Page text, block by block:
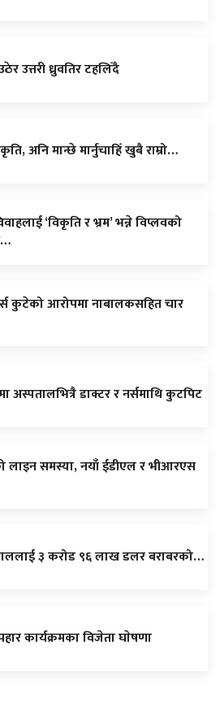
उत्तरी ध्रुवतिर टहलिँदै
अनि मान्छे मार्नुचाहिँ खुबै राम्रो…
‘विकृति र भ्रम’ भन्ने विप्लवको
कुटेको आरोपमा नाबालकसहित चार
अस्पतालभित्रै डाक्टर र नर्समाथि कुटपिट
लाइन समस्या, नयाँ ईडीएल र भीआरएस
३ करोड ९६ लाख डलर बराबरको…
कार्यक्रमका विजेता घाेषणा